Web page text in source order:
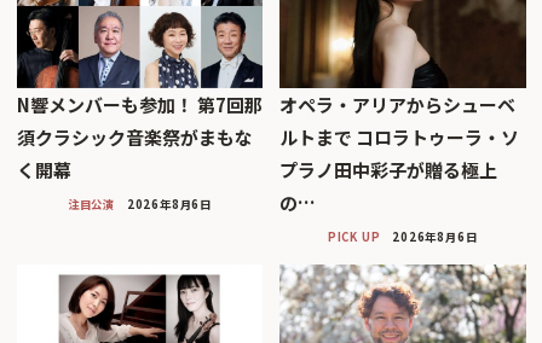
N響メンバーも参加！ 第7回那
須クラシック音楽祭がまもな
く開幕
注目公演 2026年8月6日
オペラ・アリアからシューベ
ルトまで コロラトゥーラ・ソ
プラノ田中彩子が贈る極上
の…
PICK UP 2026年8月6日